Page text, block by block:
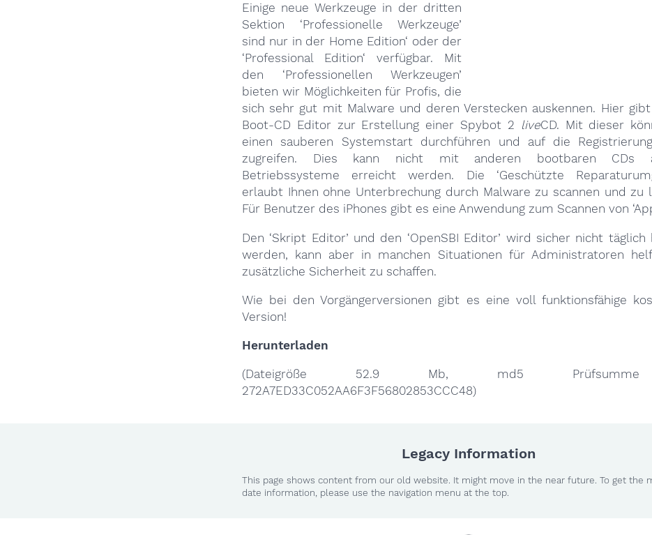
Einige neue Werkzeuge in der dritten
Sektion ‘Professionelle Werkzeuge’
sind nur in der Home Edition‘ oder der
‘Professional Edition‘ verfügbar. Mit
den ‘Professionellen Werkzeugen’
bieten wir Möglichkeiten für Profis, die
sich sehr gut mit Malware und deren Verstecken auskennen. Hier
Boot-CD Editor zur Erstellung einer Spybot 2 liveCD. Mit dieser
einen sauberen Systemstart durchführen und auf die
zugreifen. Dies kann nicht mit anderen bootbaren CDs
Betriebssysteme erreicht werden. Die ‘Geschützte
erlaubt Ihnen ohne Unterbrechung durch Malware zu scannen und zu
Für Benutzer des iPhones gibt es eine Anwendung zum Scannen von
Den ‘Skript Editor’ und den ‘OpenSBI Editor’ wird sicher nicht
werden, kann aber in manchen Situationen für Administratoren
zusätzliche Sicherheit zu schaffen.
Wie bei den Vorgängerversionen gibt es eine voll funktionsfähige
Version!
Herunterladen
(Dateigröße 52.9 Mb, md5
272A7ED33C052AA6F3F56802853CCC48)
Legacy Information
This page shows content from our old website. It might move in the near future. To get the
date information, please use the navigation menu at the top.